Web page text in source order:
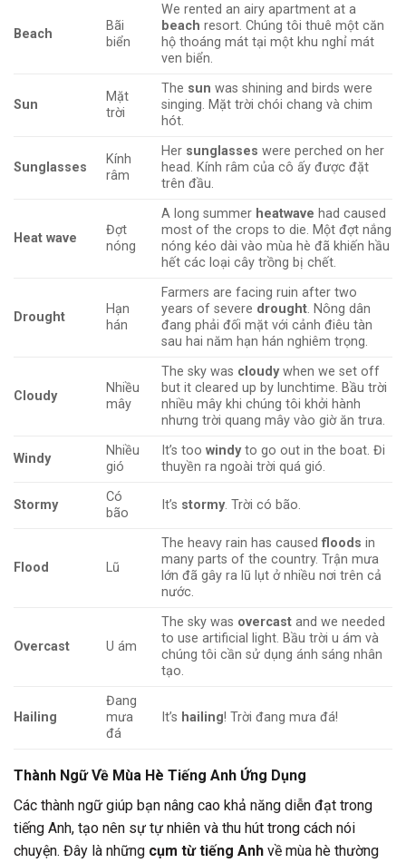
Beach
Bãi
biển
We rented an airy apartment at a
beach resort. Chúng tôi thuê một căn
hộ thoáng mát tại một khu nghỉ mát
ven biển.
Sun
Mặt
trời
The sun was shining and birds were
singing. Mặt trời chói chang và chim
hót.
Sunglasses
Kính
râm
Her sunglasses were perched on her
head. Kính râm của cô ấy được đặt
trên đầu.
Heat wave
Đợt
nóng
A long summer heatwave had caused
most of the crops to die. Một đợt nắng
nóng kéo dài vào mùa hè đã khiến hầu
hết các loại cây trồng bị chết.
Drought
Hạn
hán
Farmers are facing ruin after two
years of severe drought. Nông dân
đang phải đối mặt với cảnh điêu tàn
sau hai năm hạn hán nghiêm trọng.
Cloudy
Nhiều
mây
The sky was cloudywhen we set off
but it cleared up by lunchtime. Bầu trời
nhiều mây khi chúng tôi khởi hành
nhưng trời quang mây vào giờ ăn trưa.
Windy
Nhiều
gió
It’s toowindyto go out in the boat. Đi
thuyền ra ngoài trời quá gió.
Stormy
Có
bão
It’s stormy. Trời có bão.
Flood Lũ
The heavy rain has causedfloods in
many parts of the country. Trận mưa
lớn đã gây ra lũ lụt ở nhiều nơi trên cả
nước.
Overcast U ám
The sky was overcast and we needed
to use artificial light. Bầu trời u ám và
chúng tôi cần sử dụng ánh sáng nhân
tạo.
Hailing
Đang
mưa
đá
It’s hailing! Trời đang mưa đá!
Thành Ngữ Về Mùa Hè Tiếng Anh Ứng Dụng
Các thành ngữ giúp bạn nâng cao khả năng diễn đạt trong
tiếng Anh, tạo nên sự tự nhiên và thu hút trong cách nói
chuyện. Đây là những cụm từ tiếng Anh về mùa hè thường